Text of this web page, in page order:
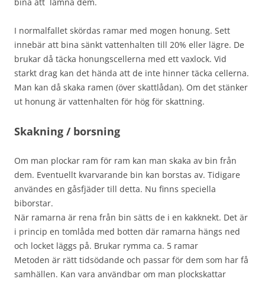
bina att lämna dem.
I normalfallet skördas ramar med mogen honung. Sett
innebär att bina sänkt vattenhalten till 20% eller lägre. De
brukar då täcka honungscellerna med ett vaxlock. Vid
starkt drag kan det hända att de inte hinner täcka cellerna.
Man kan då skaka ramen (över skattlådan). Om det stänker
ut honung är vattenhalten för hög för skattning.
Skakning / borsning
Om man plockar ram för ram kan man skaka av bin från
dem. Eventuellt kvarvarande bin kan borstas av. Tidigare
användes en gåsfjäder till detta. Nu finns speciella
biborstar.
När ramarna är rena från bin sätts de i en kakknekt. Det är
i princip en tomlåda med botten där ramarna hängs ned
och locket läggs på. Brukar rymma ca. 5 ramar
Metoden är rätt tidsödande och passar för dem som har få
samhällen. Kan vara användbar om man plockskattar